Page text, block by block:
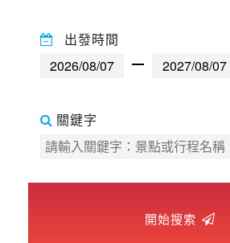
世界臻旅
歐洲之旅
出發時間
關鍵字
開始搜索